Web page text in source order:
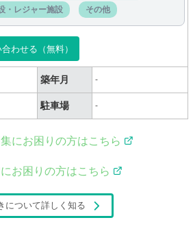
・レジャー施設 その他
わせる（無料）
築年月 -
駐車場 -
にお困りの方はこちら
お困りの方はこちら
について詳しく知る